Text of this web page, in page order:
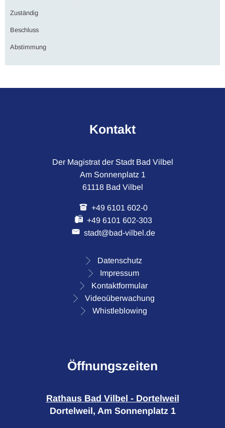
Kontakt
Der Magistrat der Stadt Bad Vilbel
Am Sonnenplatz 1
61118 Bad Vilbel
+49 6101 602-0
+49 6101 602-303
stadt@bad-vilbel.de
Datenschutz
Impressum
Kontaktformular
Videoüberwachung
Whistleblowing
Öffnungszeiten
Rathaus Bad Vilbel - Dortelweil
Dortelweil, Am Sonnenplatz 1